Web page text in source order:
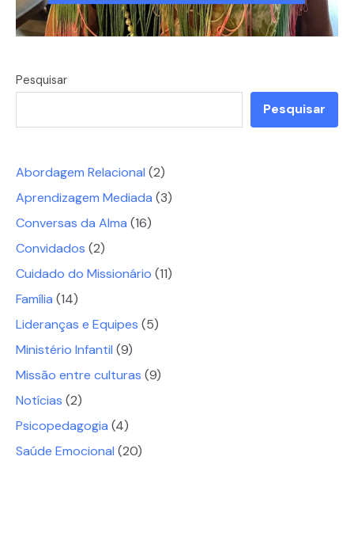
Pesquisar
Pesquisar
Abordagem Relacional (2)
Aprendizagem Mediada (3)
Conversas da Alma (16)
Convidados (2)
Cuidado do Missionário (11)
Família (14)
Lideranças e Equipes (5)
Ministério Infantil (9)
Missão entre culturas (9)
Notícias (2)
Psicopedagogia (4)
Saúde Emocional (20)